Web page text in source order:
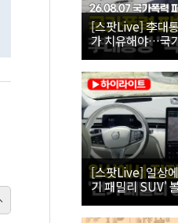
[스팟Live] 李대
가 치유해야…국
26.08.07 국가폭
[스팟Live] 일상
기 패밀리 SUV'